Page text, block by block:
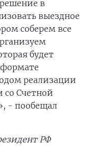
в
выездное
соберем все
будет
реализации
со Счетной
- пообещал
РФ